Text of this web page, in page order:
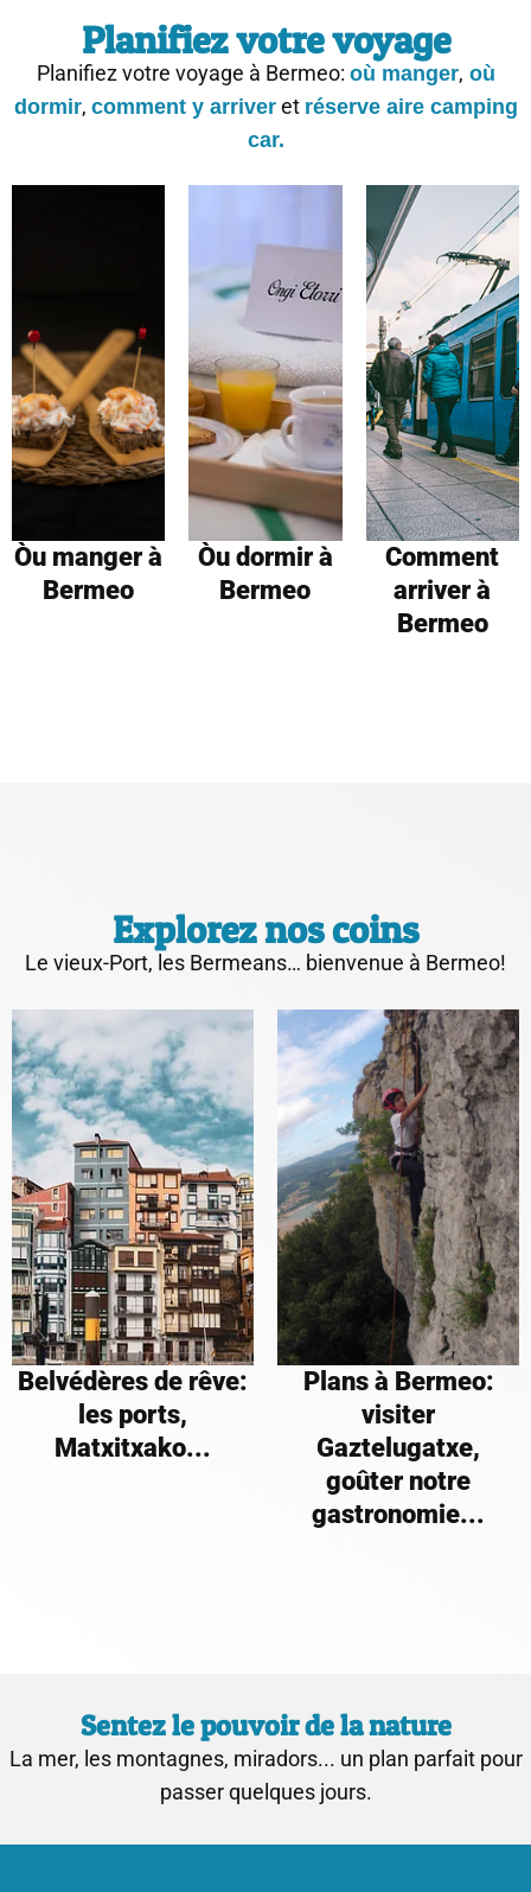
Planifiez votre voyage
Planifiez votre voyage à Bermeo: où manger, où
dormir, comment y arriveret réserve aire camping
car.
Òu manger à
Bermeo
Òu dormir à
Bermeo
Comment
arriver à
Bermeo
Explorez nos coins
Le vieux-Port, les Bermeans… bienvenue à Bermeo!
Belvédères de rêve:
les ports,
Matxitxako...
Plans à Bermeo:
visiter
Gaztelugatxe,
goûter notre
gastronomie...
Sentez le pouvoir de la nature
La mer, les montagnes, miradors... un plan parfait pour
passer quelques jours.